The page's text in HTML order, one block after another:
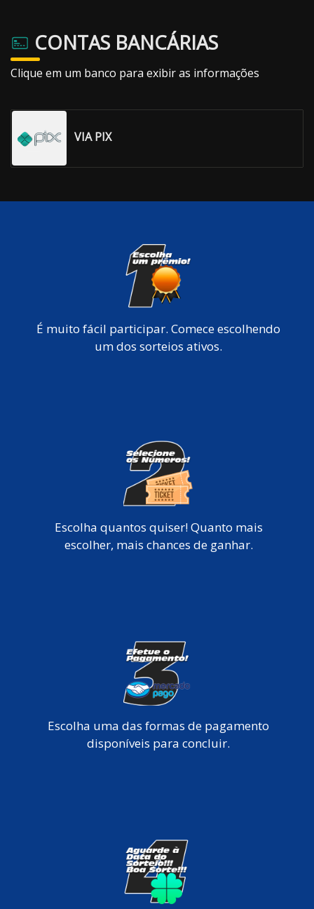
CONTAS BANCÁRIAS
Clique em um banco para exibir as informações
VIA PIX
É muito fácil participar. Comece escolhendo
um dos sorteios ativos.
Escolha quantos quiser! Quanto mais
escolher, mais chances de ganhar.
Escolha uma das formas de pagamento
disponíveis para concluir.